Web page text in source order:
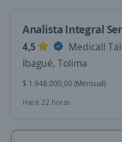
Analista Integral
4,5
Medicall
Ibagué, Tolima
$ 1.948.000,00 (Mensual)
Hace 22 horas